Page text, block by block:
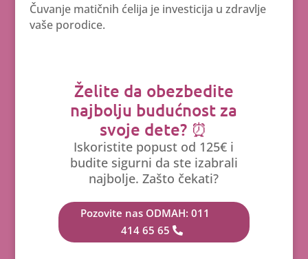
Čuvanje matičnih ćelija je investicija u zdravlje
vaše porodice.
Želite da obezbedite
najbolju budućnost za
svoje dete? ⏰
Iskoristite popust od 125€ i
budite sigurni da ste izabrali
najbolje. Zašto čekati?
Pozovite nas ODMAH: 011
414 65 65